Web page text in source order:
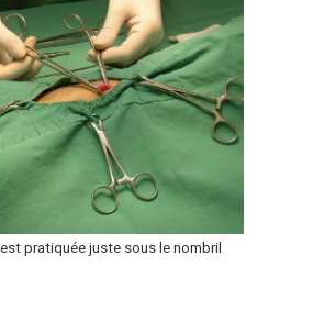
pratiquée juste sous le nombril